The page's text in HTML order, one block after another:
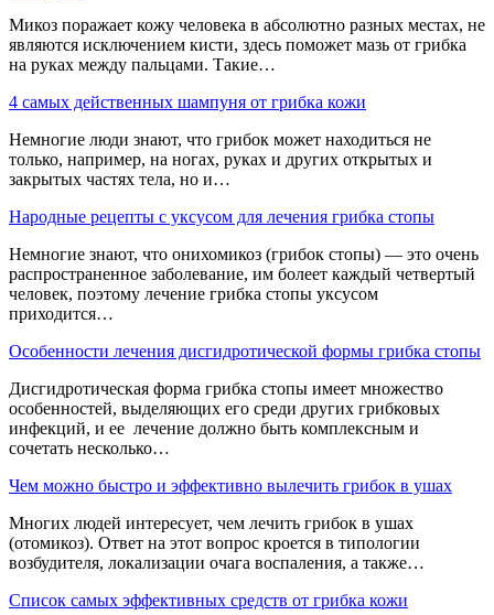
Микоз поражает кожу человека в абсолютно разных местах, не
являются исключением кисти, здесь поможет мазь от грибка
на руках между пальцами. Такие…
4 самых действенных шампуня от грибка кожи
Немногие люди знают, что грибок может находиться не
только, например, на ногах, руках и других открытых и
закрытых частях тела, но и…
Народные рецепты с уксусом для лечения грибка стопы
Немногие знают, что онихомикоз (грибок стопы) — это очень
распространенное заболевание, им болеет каждый четвертый
человек, поэтому лечение грибка стопы уксусом
приходится…
Особенности лечения дисгидротической формы грибка стопы
Дисгидротическая форма грибка стопы имеет множество
особенностей, выделяющих его среди других грибковых
инфекций, и ее лечение должно быть комплексным и
сочетать несколько…
Чем можно быстро и эффективно вылечить грибок в ушах
Многих людей интересует, чем лечить грибок в ушах
(отомикоз). Ответ на этот вопрос кроется в типологии
возбудителя, локализации очага воспаления, а также…
Список самых эффективных средств от грибка кожи